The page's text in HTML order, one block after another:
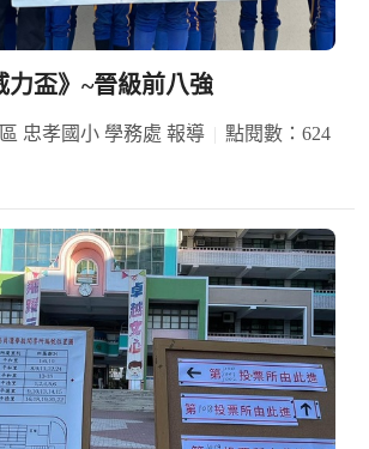
力盃》~晉級前八強
忠孝國小 學務處 報導
點閱數：624